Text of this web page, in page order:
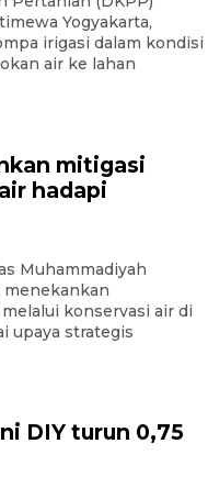
Yogyakarta,
irigasi dalam kondisi
air ke lahan
mitigasi
hadapi
Muhammadiyah
menekankan
konservasi air di
upaya strategis
DIY turun 0,75
Expo 2026
WIB